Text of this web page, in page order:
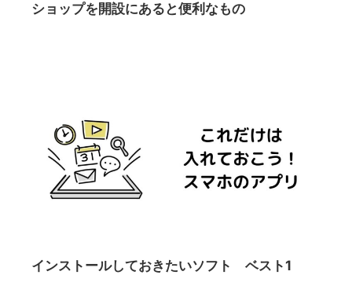
ショップを開設にあると便利なもの
インストールしておきたいソフト ベスト1